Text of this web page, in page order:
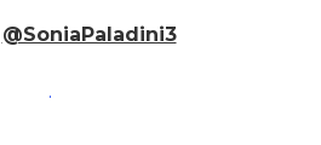
@SoniaPaladini3
.